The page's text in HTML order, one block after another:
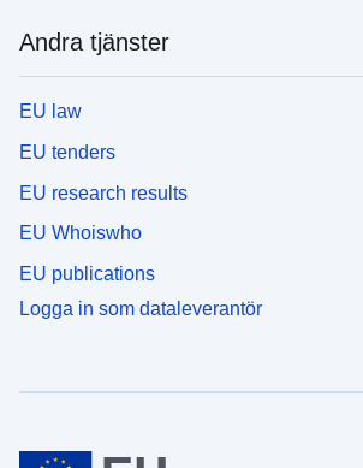
Andra tjänster
EU law
EU tenders
EU research results
EU Whoiswho
EU publications
Logga in som dataleverantör